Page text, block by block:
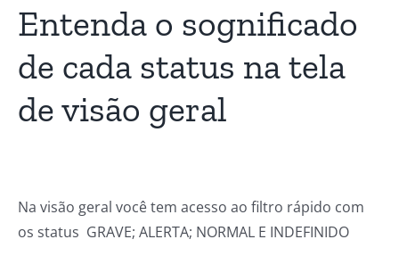
Entenda o sognificado
de cada status na tela
de visão geral
Na visão geral você tem acesso ao filtro rápido com
os status GRAVE; ALERTA; NORMAL E INDEFINIDO